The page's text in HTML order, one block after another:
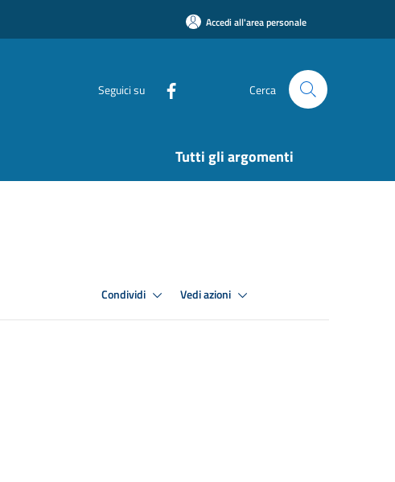
Accedi all'area personale
Seguici su Cerca
Tutti gli argomenti
Condividi Vedi azioni